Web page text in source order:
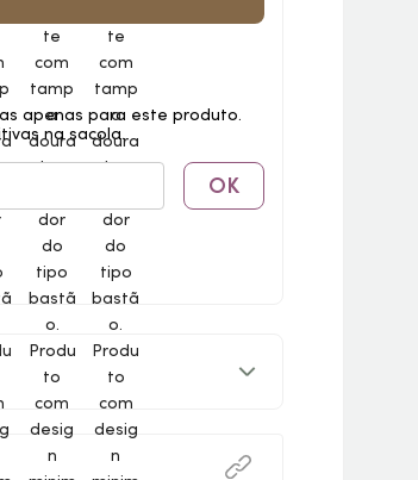
apenas para este produto.
na sacola.
OK